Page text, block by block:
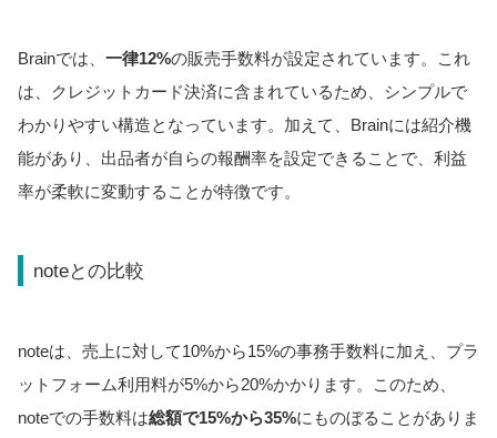
Brainでは、 一律12%の販売手数料が設定されています。これ
は、クレジットカード決済に含まれているため、シンプルで
わかりやすい構造となっています。加えて、Brainには紹介機
能があり、出品者が自らの報酬率を設定できることで、利益
率が柔軟に変動することが特徴です。
noteとの比較
noteは、売上に対して10%から15%の事務手数料に加え、プラ
ットフォーム利用料が5%から20%かかります。このため、
noteでの手数料は総額で15%から35%にものぼることがありま